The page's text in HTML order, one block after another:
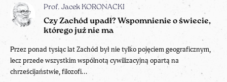
Prof. Jacek KORONACKI
Czy Zachód upadł? Wspomnienie o świecie,
którego już nie ma
Przez ponad tysiąc lat Zachód był nie tylko pojęciem geograficznym,
lecz przede wszystkim wspólnotą cywilizacyjną opartą na
chrześcijaństwie, filozofi...